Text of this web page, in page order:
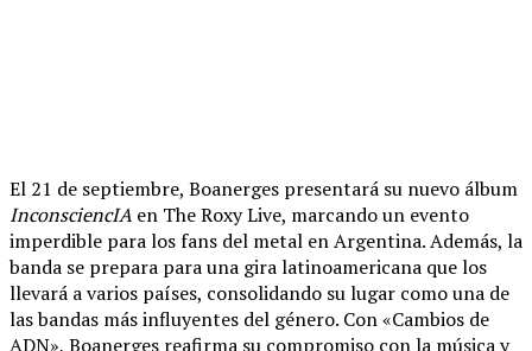
El 21 de septiembre, Boanerges presentará su nuevo álbum
InconsciencIA en The Roxy Live, marcando un evento
imperdible para los fans del metal en Argentina. Además, la
banda se prepara para una gira latinoamericana que los
llevará a varios países, consolidando su lugar como una de
las bandas más influyentes del género. Con «Cambios de
ADN», Boanerges reafirma su compromiso con la música y